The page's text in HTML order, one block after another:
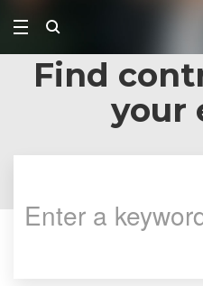
Find
your